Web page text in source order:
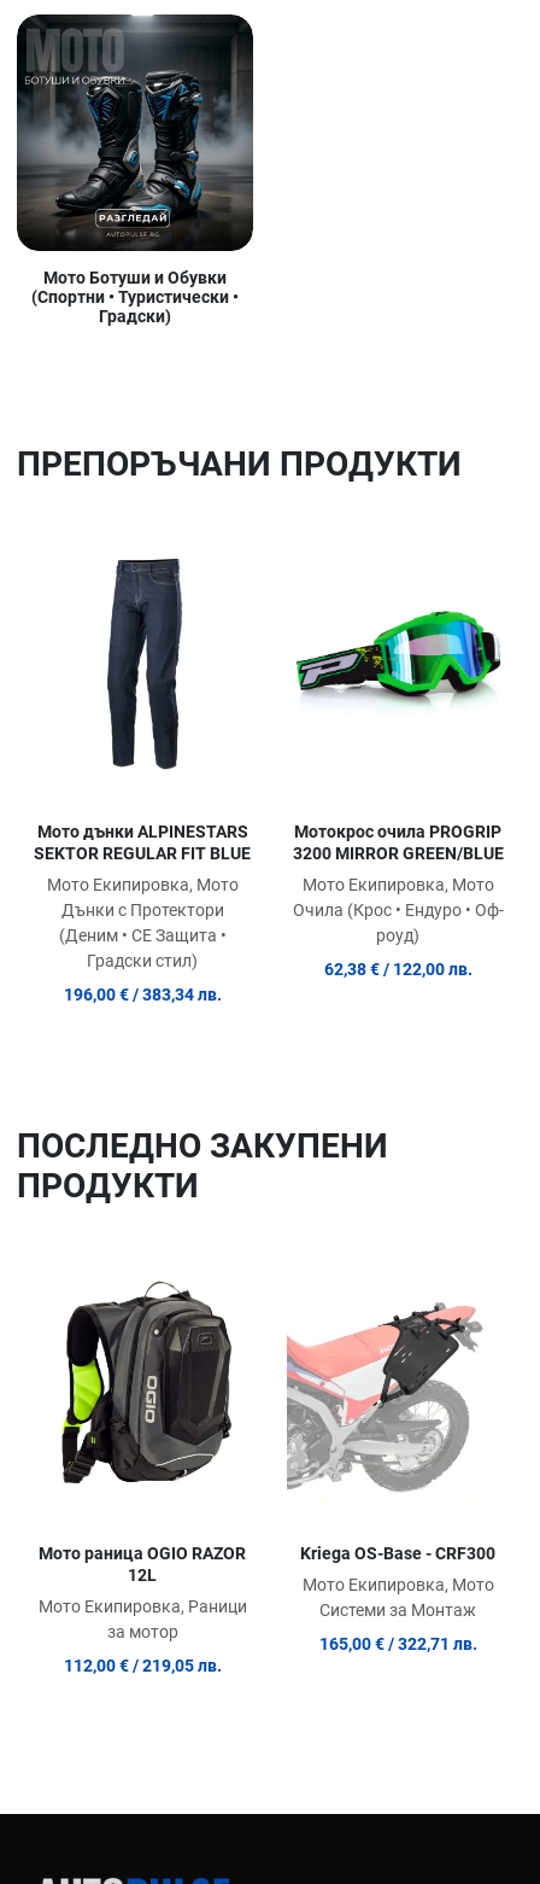
Мото Ботуши и Обувки
(Спортни • Туристически •
Градски)
ПРЕПОРЪЧАНИ ПРОДУКТИ
Quick View
Мото дънки ALPINESTARS
SEKTOR REGULAR FIT BLUE
Мото Екипировка, Мото
Дънки с Протектори
(Деним • СЕ Защита •
Градски стил)
196,00 € / 383,34 лв.
Мотокрос очила PROGRIP
3200 MIRROR GREEN/BLUE
Мото Екипировка, Мото
Очила (Крос • Ендуро • Оф-
роуд)
62,38 € / 122,00 лв.
ПОСЛЕДНO ЗАКУПЕНИ
ПРОДУКТИ
Сравни продукт
Quick View
Мото раница OGIO RAZOR
12L
Мото Екипировка, Раници
за мотор
112,00 € / 219,05 лв.
Kriega OS-Base - CRF300
Мото Екипировка, Мото
Системи за Монтаж
165,00 € / 322,71 лв.